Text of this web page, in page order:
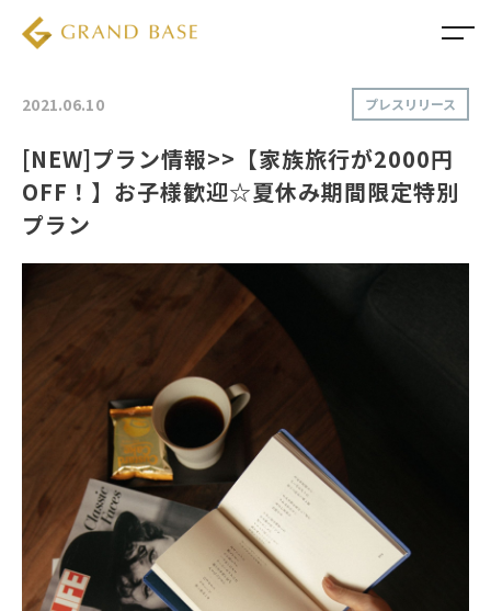
2021.06.10 プレスリリース
[NEW]プラン情報>>【家族旅行が2000円
OFF！】お子様歓迎☆夏休み期間限定特別
プラン